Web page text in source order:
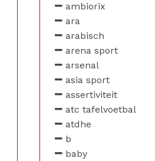
ambiorix
ara
arabisch
arena sport
arsenal
asia sport
assertiviteit
atc tafelvoetbal
atdhe
b
baby